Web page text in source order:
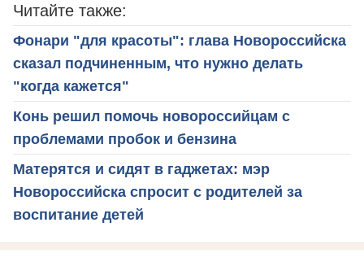
Читайте также:
Фонари "для красоты": глава Новороссийска
сказал подчиненным, что нужно делать
"когда кажется"
Конь решил помочь новороссийцам с
проблемами пробок и бензина
Матерятся и сидят в гаджетах: мэр
Новороссийска спросит с родителей за
воспитание детей